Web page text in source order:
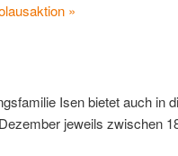
»
Isen bietet auch in
jeweils zwischen